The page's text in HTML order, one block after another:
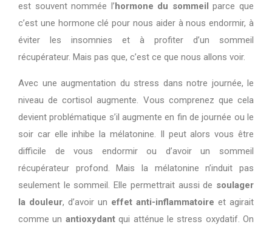
est souvent nommée l’ hormone du sommeilparce que
c’est une hormone clé pour nous aider à nous endormir, à
éviter les insomnies et à profiter d’un sommeil
récupérateur. Mais pas que, c’est ce que nous allons voir.
Avec une augmentation du stress dans notre journée, le
niveau de cortisol augmente. Vous comprenez que cela
devient problématique s’il augmente en fin de journée ou le
soir car elle inhibe la mélatonine. Il peut alors vous être
difficile de vous endormir ou d’avoir un sommeil
récupérateur profond. Mais la mélatonine n’induit pas
seulement le sommeil. Elle permettrait aussi de soulager
la douleur, d’avoir un effet anti-inflammatoire et agirait
comme un antioxydantqui atténue le stress oxydatif. On